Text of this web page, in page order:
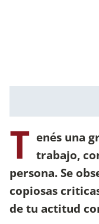
T enés una
trabajo,
persona. Se
copiosas
de tu actitud